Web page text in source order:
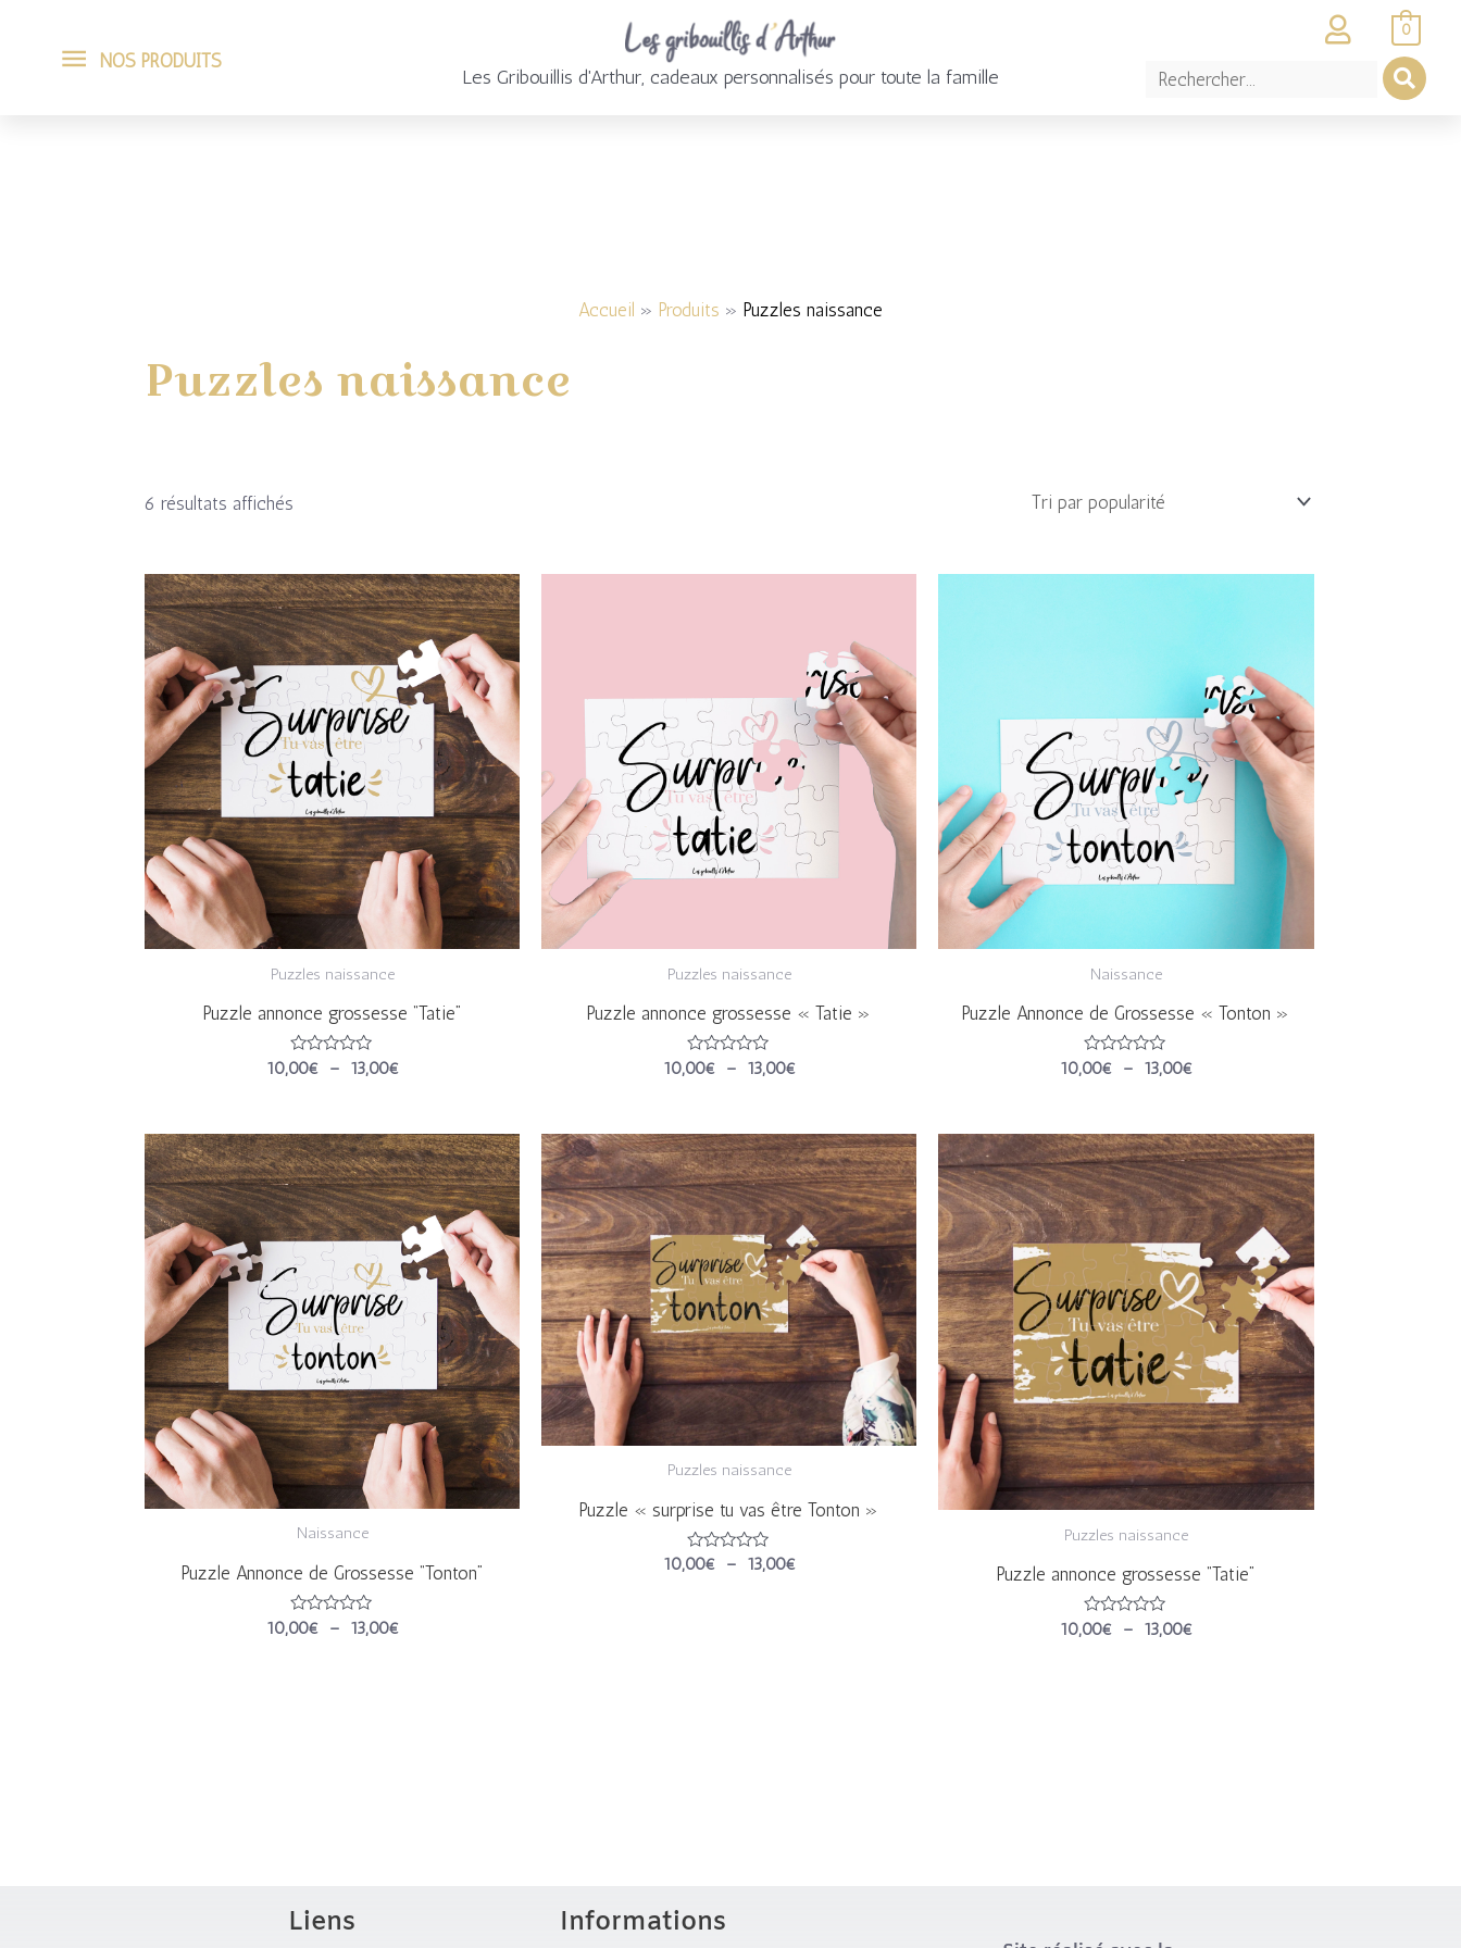
Les Gribouillis d'Arthur, cadeaux personnalisés pour toute la famille
NOSNOS PRODUITS
0
Accueil Produits Puzzles naissance
Puzzles naissance
6 résultats affichés
Puzzles naissance
Puzzle annonce grossesse “Tatie”
Note
10,00€ – 13,00€
Plage
de
prix :
10,00€
à
13,00€
Puzzles naissance
Puzzle annonce grossesse « Tatie »
Note
10,00€ – 13,00€
13,00€
Naissance
Puzzle Annonce de Grossesse « Tonton »
Note
10,00€ – 13,00€
13,00€
Naissance
Puzzle Annonce de Grossesse “Tonton”
Note
10,00€ – 13,00€
Plage
de
prix :
10,00€
à
13,00€
Puzzles naissance
Puzzle « surprise tu vas être Tonton »
Note
10,00€ – 13,00€
Plage
de
prix :
10,00€
à
13,00€
Puzzles naissance
Puzzle annonce grossesse “Tatie”
Note
10,00€ – 13,00€
Plage
de
prix :
10,00€
à
13,00€
Liens Informations